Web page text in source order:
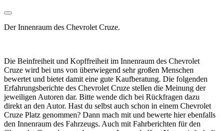
Der Innenraum des Chevrolet Cruze.
Die Beinfreiheit und Kopffreiheit im Innenraum des Chevrolet
Cruze wird bei uns von überwiegend sehr großen Menschen
bewertet und bietet damit eine gute Kaufberatung. Die folgenden
Erfahrungsberichte des Chevrolet Cruze stellen die Meinung der
jeweiligen Autoren dar. Bitte wende dich bei Rückfragen dazu
direkt an den Autor. Hast du selbst auch schon in einem Chevrolet
Cruze Platz genommen? Dann mach mit und bewerte hier ebenfalls
den Innenraum des Fahrzeugs. Auch mit Fahrberichten für den